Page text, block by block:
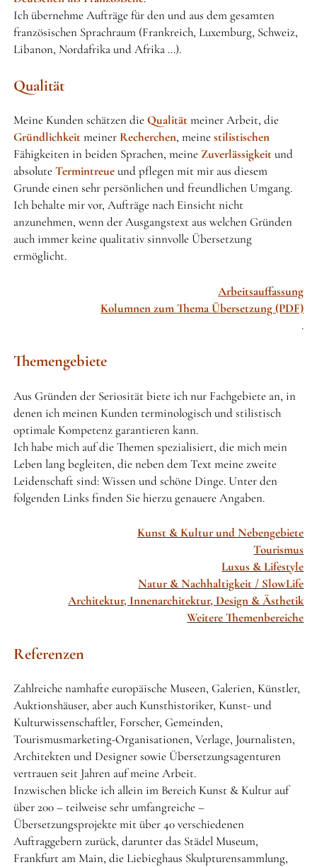
Ich übernehme Aufträge für den und aus dem gesamten
französischen Sprachraum (Frankreich, Luxemburg, Schweiz,
Libanon, Nordafrika und Afrika …).
Qualität
Meine Kunden schätzen die Qualitätmeiner Arbeit, die
Gründlichkeitmeiner Recherchen, meine stilistischen
Fähigkeiten in beiden Sprachen, meine Zuverlässigkeitund
absolute Termintreueund pflegen mit mir aus diesem
Grunde einen sehr persönlichen und freundlichen Umgang.
Ich behalte mir vor, Aufträge nach Einsicht nicht
anzunehmen, wenn der Ausgangstext aus welchen Gründen
auch immer keine qualitativ sinnvolle Übersetzung
ermöglicht.
Arbeitsauffassung
Kolumnen zum Thema Übersetzung (PDF)
.
Themengebiete
Aus Gründen der Seriosität biete ich nur Fachgebiete an, in
denen ich meinen Kunden terminologisch und stilistisch
optimale Kompetenz garantieren kann.
Ich habe mich auf die Themen spezialisiert, die mich mein
Leben lang begleiten, die neben dem Text meine zweite
Leidenschaft sind: Wissen und schöne Dinge. Unter den
folgenden Links finden Sie hierzu genauere Angaben.
Kunst & Kultur und Nebengebiete
Tourismus
Luxus & Lifestyle
Natur & Nachhaltigkeit / SlowLife
Architektur, Innenarchitektur, Design & Ästhetik
Weitere Themenbereiche
Referenzen
Zahlreiche namhafte europäische Museen, Galerien, Künstler,
Auktionshäuser, aber auch Kunsthistoriker, Kunst- und
Kulturwissenschaftler, Forscher, Gemeinden,
Tourismusmarketing-Organisationen, Verlage, Journalisten,
Architekten und Designer sowie Übersetzungsagenturen
vertrauen seit Jahren auf meine Arbeit.
Inzwischen blicke ich allein im Bereich Kunst & Kultur auf
über 200 – teilweise sehr umfangreiche –
Übersetzungsprojekte mit über 40 verschiedenen
Auftraggebern zurück, darunter das Städel Museum,
Frankfurt am Main, die Liebieghaus Skulpturensammlung,